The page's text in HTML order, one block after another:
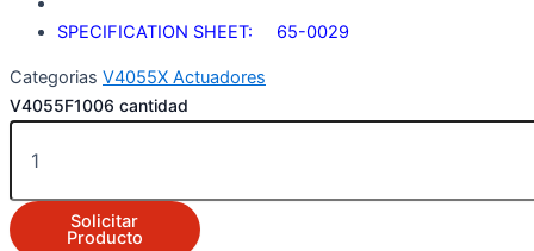
SPECIFICATION SHEET: 65-0029
Categorias V4055X Actuadores
V4055F1006 cantidad
Solicitar
Producto